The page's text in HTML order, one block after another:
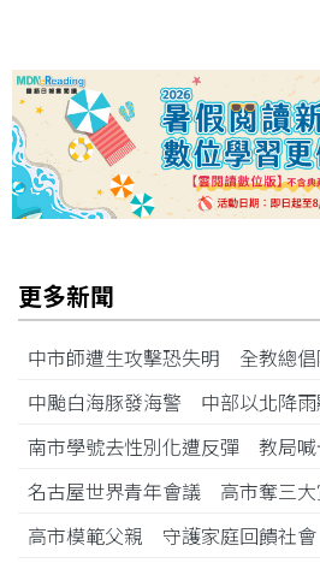
更多新聞
中市師遭生攻擊恐失明 全教總
中颱白海豚發海警 中部以北降
南市學號去性別化遭反彈 教局
名古屋世界青年會議 高市奪三
高市模範父親 守護家庭回饋社會